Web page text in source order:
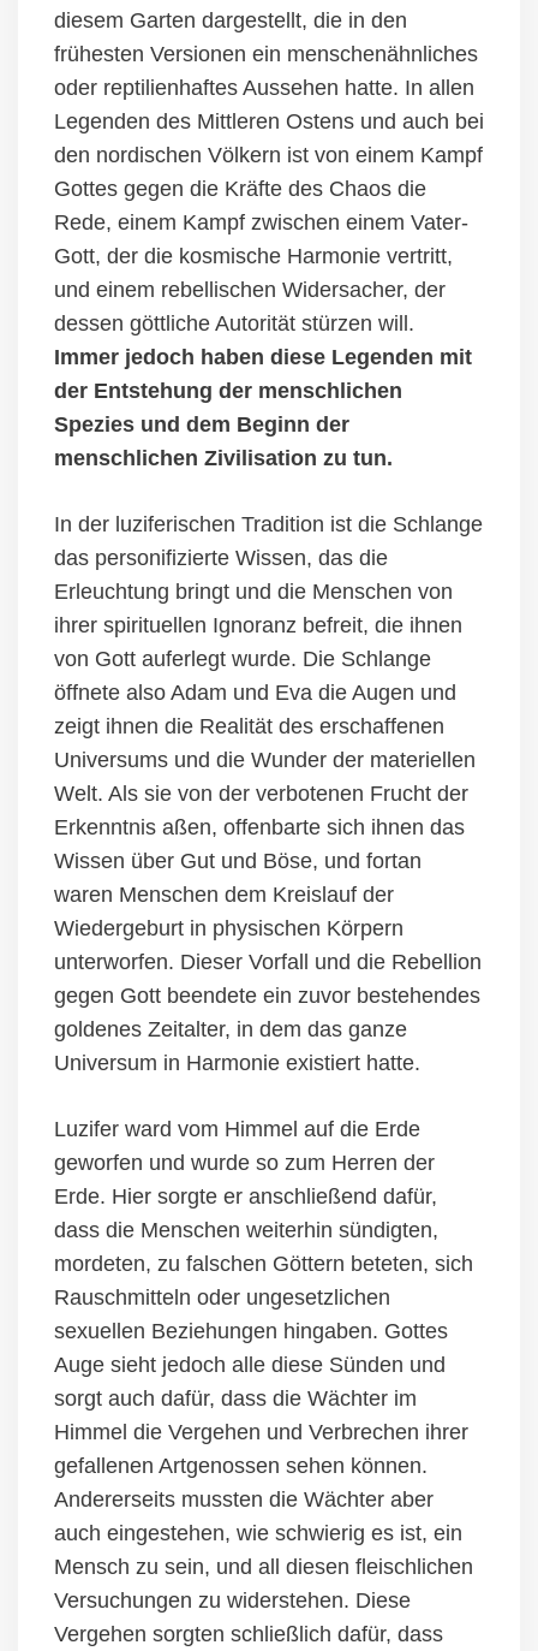
diesem Garten dargestellt, die in den
frühesten Versionen ein menschenähnliches
oder reptilienhaftes Aussehen hatte. In allen
Legenden des Mittleren Ostens und auch bei
den nordischen Völkern ist von einem Kampf
Gottes gegen die Kräfte des Chaos die
Rede, einem Kampf zwischen einem Vater-
Gott, der die kosmische Harmonie vertritt,
und einem rebellischen Widersacher, der
dessen göttliche Autorität stürzen will.
Immer jedoch haben diese Legenden mit
der Entstehung der menschlichen
Spezies und dem Beginn der
menschlichen Zivilisation zu tun.
In der luziferischen Tradition ist die Schlange
das personifizierte Wissen, das die
Erleuchtung bringt und die Menschen von
ihrer spirituellen Ignoranz befreit, die ihnen
von Gott auferlegt wurde. Die Schlange
öffnete also Adam und Eva die Augen und
zeigt ihnen die Realität des erschaffenen
Universums und die Wunder der materiellen
Welt. Als sie von der verbotenen Frucht der
Erkenntnis aßen, offenbarte sich ihnen das
Wissen über Gut und Böse, und fortan
waren Menschen dem Kreislauf der
Wiedergeburt in physischen Körpern
unterworfen. Dieser Vorfall und die Rebellion
gegen Gott beendete ein zuvor bestehendes
goldenes Zeitalter, in dem das ganze
Universum in Harmonie existiert hatte.
Luzifer ward vom Himmel auf die Erde
geworfen und wurde so zum Herren der
Erde. Hier sorgte er anschließend dafür,
dass die Menschen weiterhin sündigten,
mordeten, zu falschen Göttern beteten, sich
Rauschmitteln oder ungesetzlichen
sexuellen Beziehungen hingaben. Gottes
Auge sieht jedoch alle diese Sünden und
sorgt auch dafür, dass die Wächter im
Himmel die Vergehen und Verbrechen ihrer
gefallenen Artgenossen sehen können.
Andererseits mussten die Wächter aber
auch eingestehen, wie schwierig es ist, ein
Mensch zu sein, und all diesen fleischlichen
Versuchungen zu widerstehen. Diese
Vergehen sorgten schließlich dafür, dass